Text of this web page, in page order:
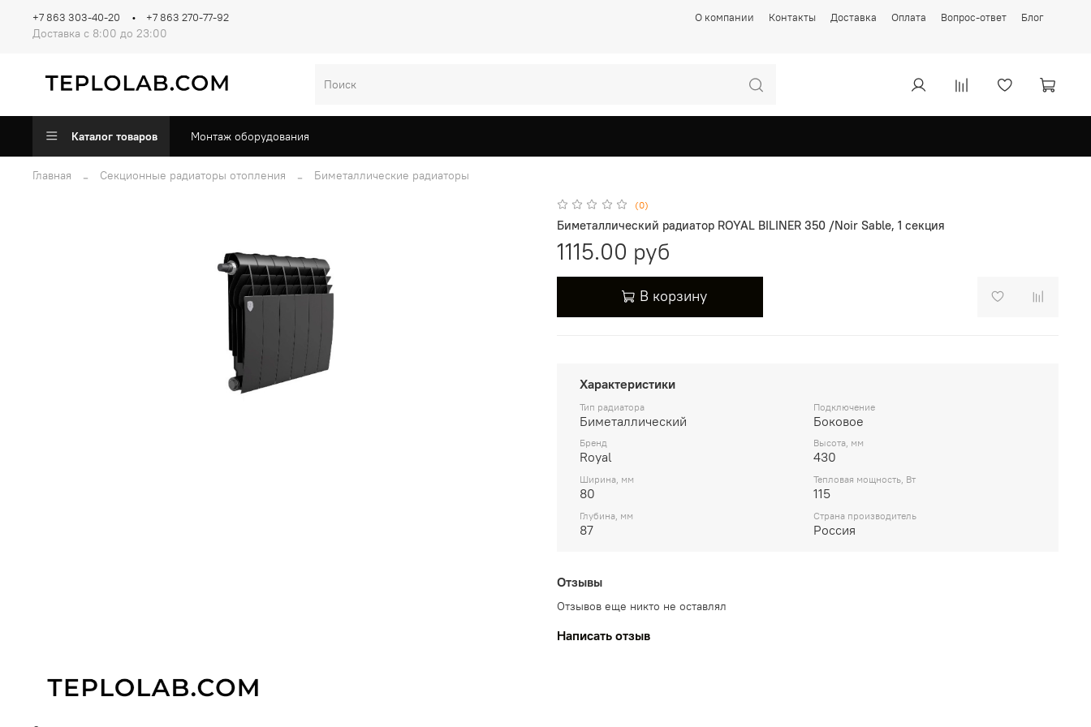
О компании Контакты Доставка Оплата Вопрос-ответ Блог
Доставка с 8:00 до 23:00
+7 863 303-40-20 +7 863 270-77-92
Каталог товаров Монтаж оборудования
Главная Секционные радиаторы отопления Биметаллические радиаторы
(0)
Биметаллический радиатор ROYAL BILINER 350 /Noir Sable, 1 секция
1115.00 руб
В корзину
Характеристики
Тип радиатора
Биметаллический
Подключение
Боковое
Бренд
Royal
Высота, мм
430
Ширина, мм
80
Тепловая мощность, Вт
115
Глубина, мм
87
Страна производитель
Россия
Отзывы
Отзывов еще никто не оставлял
Написать отзыв